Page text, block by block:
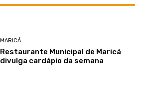
MARICÁ
Restaurante Municipal de Maricá
divulga cardápio da semana